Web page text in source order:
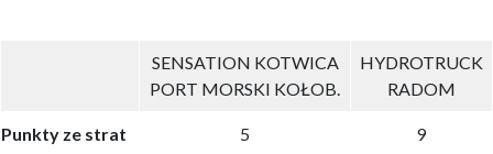
SENSATION KOTWICA
PORT MORSKI KOŁOB.
HYDROTRUCK
RADOM
Punkty ze strat 5
9